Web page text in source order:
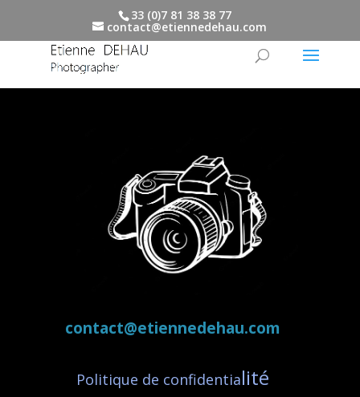
33 (0)7 81 38 38 77
contact@etiennedehau.com
contact@etiennedehau.com
Politique de confidentialité